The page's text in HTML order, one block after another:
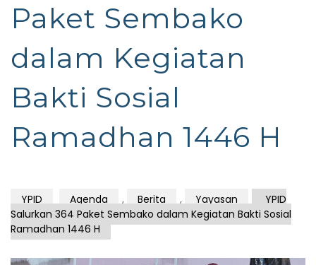
Paket Sembako
dalam Kegiatan
Bakti Sosial
Ramadhan 1446 H
YPID Agenda , Berita , Yayasan
YPID
Salurkan 364 Paket Sembako dalam Kegiatan Bakti Sosial
Ramadhan 1446 H